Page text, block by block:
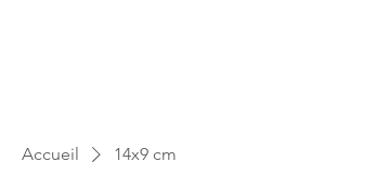
Accueil 14x9 cm